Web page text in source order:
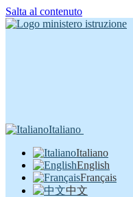
Salta al contenuto
Italiano
Italiano
English
Français
中文